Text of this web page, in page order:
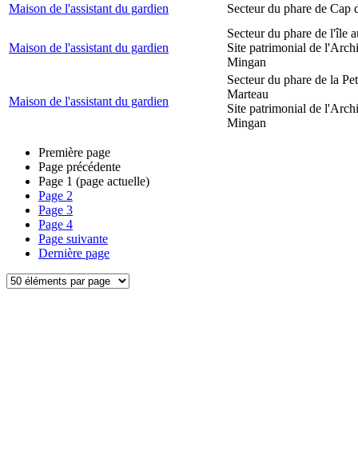
Maison de l'assistant du gardien
Secteur du phare de Cap
Maison de l'assistant du gardien
Secteur du phare de l'île
Site patrimonial de
Mingan
Maison de l'assistant du gardien
Secteur du phare de la
Marteau
Site patrimonial de
Mingan
Première page
Page précédente
Page 1 (page actuelle)
Page 2
Page 3
Page 4
Page suivante
Dernière page